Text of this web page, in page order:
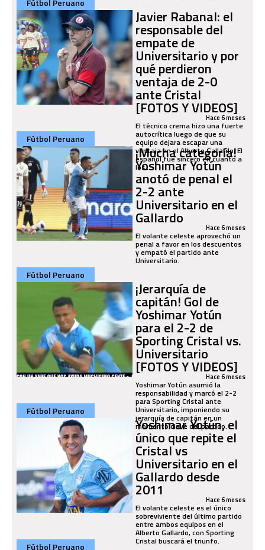
Javier Rabanal: el
responsable del
empate de
Universitario y por
qué perdieron
ventaja de 2-0
ante Cristal
[FOTOS Y VIDEOS]
Hace 6 meses
El técnico crema hizo una fuerte
autocrítica luego de que su
equipo dejara escapar una
ventaja en el Alberto Gallardo. El
español fue sincero en cuanto a
los...
Fútbol Peruano
¡Mucha categoría!
Yoshimar Yotún
anotó de penal el
2-2 ante
Universitario en el
Gallardo Hace 6 meses
El volante celeste aprovechó un
penal a favor en los descuentos
y empató el partido ante
Universitario.
Fútbol Peruano
¡Jerarquía de
capitán! Gol de
Yoshimar Yotún
para el 2-2 de
Sporting Cristal vs.
Universitario
[FOTOS Y VIDEOS]
Hace 6 meses
Yoshimar Yotún asumió la
responsabilidad y marcó el 2-2
para Sporting Cristal ante
Universitario, imponiendo su
jerarquía de capitán en un
momento clave del partido.
Fútbol Peruano
Yoshimar Yotún, el
único que repite el
Cristal vs
Universitario en el
Gallardo desde
2011 Hace 6 meses
El volante celeste es el único
sobreviviente del último partido
entre ambos equipos en el
Alberto Gallardo, con Sporting
Cristal buscará el triunfo.
Fútbol Peruano